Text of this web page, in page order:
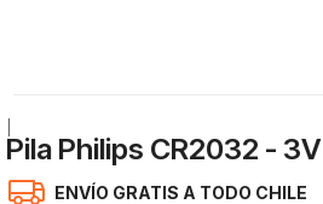
Pila Philips CR2032 - 3V
ENVÍO GRATIS A TODO CHILE